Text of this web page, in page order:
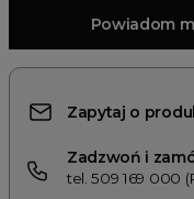
Powiadom
Zapytaj o
Zadzwoń i
tel. 509 169 000